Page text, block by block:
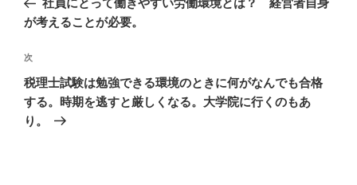
ナ
ゲ
ー
シ
ョ
投
社員にとって働きやすい労働環境とは？ 経営者自身
が考えることが必要。
次
の
投
稿
次
税理士試験は勉強できる環境のときに何がなんでも合格
する。時期を逃すと厳しくなる。大学院に行くのもあ
り。